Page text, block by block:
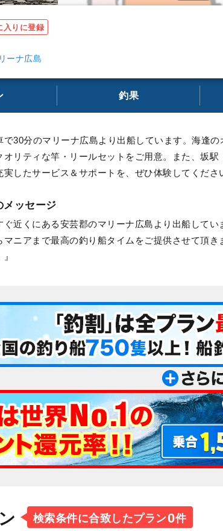
入りに登録
ーナ広島
釣果
30分のマリーナ広島より出船しています。海逢
オリティな竿・リールセットをご用意。また、坂
したサービス＆サポートを、ぜひ体験してくださ
メッセージ
ぐ近くにある安芸郡のマリーナ広島より出船して
マニアまで最高の釣り船タイムをご提供させて頂
検索条件に合致したプラン0件